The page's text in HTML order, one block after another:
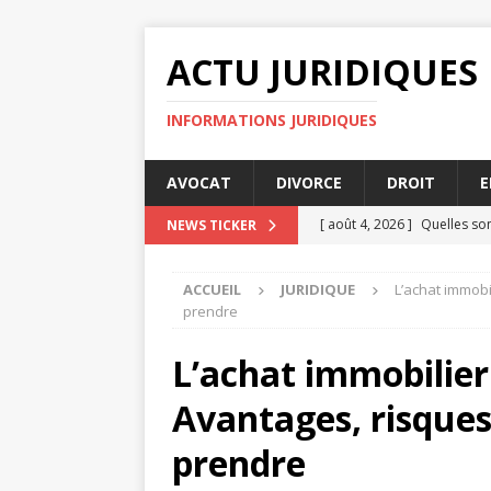
ACTU JURIDIQUES
INFORMATIONS JURIDIQUES
AVOCAT DIVORCE DROIT
NEWS TICKER [ août 4, 2026 ] Quelles
[ août 2, 2026 ] Comment
[ juillet 31, 2026 ]
Les
[ août 6, 2026 ] Délits
ACCUEIL JURIDIQUE
L’achat
prendre
L’achat
Avantages,
prendre